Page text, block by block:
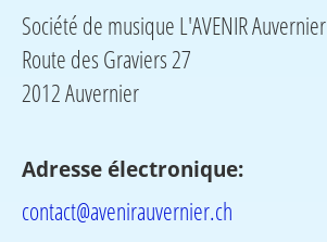
Société de musique L'AVENIR Auvernier
Route des Graviers 27
2012 Auvernier
Adresse électronique:
contact@avenirauvernier.ch